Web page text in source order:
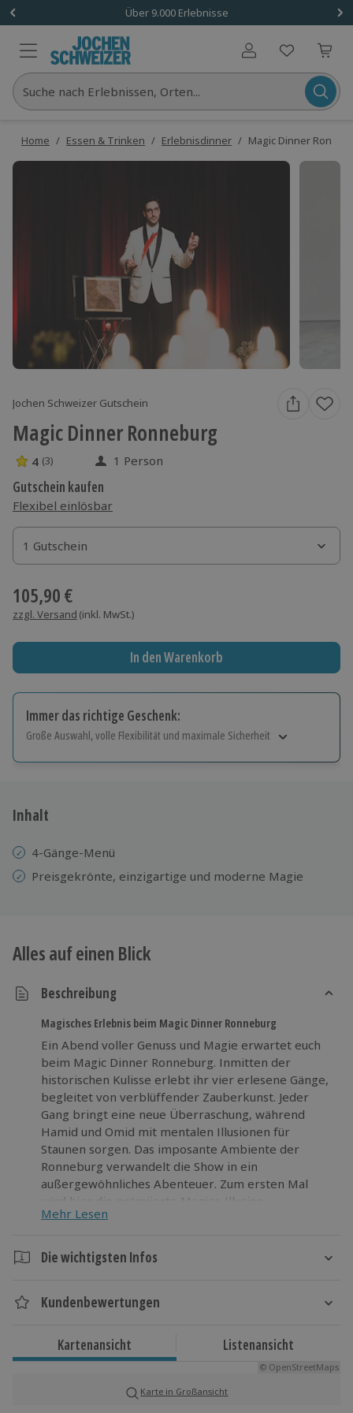
Über 9.000 Erlebnisse
Benutzerkonto
Suche nach Erlebnissen, Orten...
Home / Essen & Trinken / Erlebnisdinner / Magic Dinner
Jochen Schweizer Gutschein
Magic Dinner Ronneburg
4 Sterne von 5 aus 3 Bewertungen
4 (3) 1 Person
Gutschein kaufen
Flexibel einlösbar
1 Gutschein
1 Gutschein
1 Gutschein
105,90 €
zzgl. Versand (inkl. MwSt.)
In den Warenkorb
Immer das richtige Geschenk:
Große Auswahl, volle Flexibilität und maximale Sicherheit
Jeder Gutschein für alle Erlebnisse einlösbar.
Inhalt
4-Gänge-Menü
Preisgekrönte, einzigartige und moderne Magie
Alles auf einen Blick
Beschreibung
Magisches Erlebnis beim Magic Dinner Ronneburg
Ein Abend voller Genuss und Magie erwartet euch
beim Magic Dinner Ronneburg. Inmitten der
historischen Kulisse erlebt ihr vier erlesene Gänge,
begleitet von verblüffender Zauberkunst. Jeder
Gang bringt eine neue Überraschung, während
Hamid und Omid mit mentalen Illusionen für
Staunen sorgen. Das imposante Ambiente der
Ronneburg verwandelt die Show in ein
außergewöhnliches Abenteuer. Zum ersten Mal
wird hier die prämiierte Magica-Illusion
präsentiert. Gönnt euch dieses aufregende
erlebt einen Abend voller Nervenkitzel und Genuss.
Sichert euch jetzt eure Plätze für das Magic Dinner
Mehr Lesen
Die wichtigsten Infos
Ca. 3,5 Stunden
Verfügbarkeit / Termine
Von Oktober bis März freitag und samstag zu
bestimmten Terminen verfügbar
Kundenbewertungen
Kartenansicht Listenansicht
© OpenStreetMaps
Karte in Großansicht